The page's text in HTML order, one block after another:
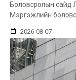
Боловсролын сайд
Мэргэжлийн
2026-08-07